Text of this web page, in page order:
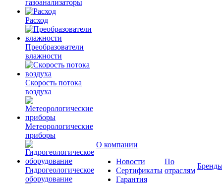
газоанализаторы
Расход
Преобразователи
влажности
Скорость потока
воздуха
Метеорологические
приборы
Гидрогеологическое
оборудование
О компании
Новости
Сертификаты
Гарантия
По
отраслям